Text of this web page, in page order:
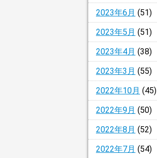
2023年6月 (51)
2023年5月 (51)
2023年4月 (38)
2023年3月 (55)
2022年10月 (45)
2022年9月 (50)
2022年8月 (52)
2022年7月 (54)